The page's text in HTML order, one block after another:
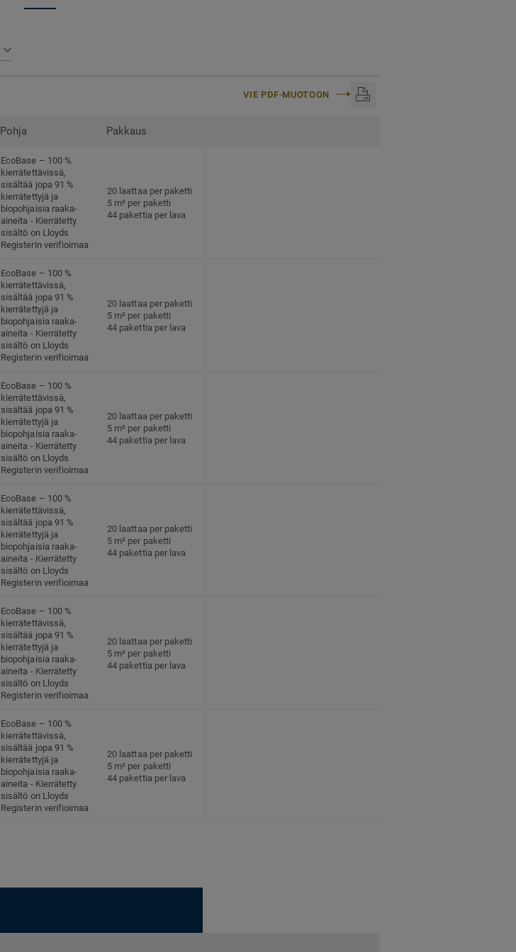
VIE PDF-MUOTOON
Pohja Pakkaus
EcoBase – 100 %
kierrätettävissä,
sisältää jopa 91 %
kierrätettyjä ja
biopohjaisia raaka-
aineita - Kierrätetty
sisältö on Lloyds
Registerin verifioimaa
20 laattaa per paketti
5 m² per paketti
44 pakettia per lava
EcoBase – 100 %
kierrätettävissä,
sisältää jopa 91 %
kierrätettyjä ja
biopohjaisia raaka-
aineita - Kierrätetty
sisältö on Lloyds
Registerin verifioimaa
20 laattaa per paketti
5 m² per paketti
44 pakettia per lava
EcoBase – 100 %
kierrätettävissä,
sisältää jopa 91 %
kierrätettyjä ja
biopohjaisia raaka-
aineita - Kierrätetty
sisältö on Lloyds
Registerin verifioimaa
20 laattaa per paketti
5 m² per paketti
44 pakettia per lava
EcoBase – 100 %
kierrätettävissä,
sisältää jopa 91 %
kierrätettyjä ja
biopohjaisia raaka-
aineita - Kierrätetty
sisältö on Lloyds
Registerin verifioimaa
20 laattaa per paketti
5 m² per paketti
44 pakettia per lava
EcoBase – 100 %
kierrätettävissä,
sisältää jopa 91 %
kierrätettyjä ja
biopohjaisia raaka-
aineita - Kierrätetty
sisältö on Lloyds
Registerin verifioimaa
20 laattaa per paketti
5 m² per paketti
44 pakettia per lava
EcoBase – 100 %
kierrätettävissä,
sisältää jopa 91 %
kierrätettyjä ja
biopohjaisia raaka-
aineita - Kierrätetty
sisältö on Lloyds
Registerin verifioimaa
20 laattaa per paketti
5 m² per paketti
44 pakettia per lava
44 pakettia per lava